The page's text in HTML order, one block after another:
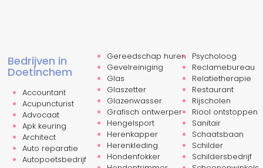
Bedrijven in
Doetinchem
Accountant
Acupuncturist
Advocaat
Apk keuring
Architect
Auto reparatie
Autopoetsbedrijf
Gereedschap huren
Gevelreiniging
Glas
Glaszetter
Glazenwasser
Grafisch ontwerper
Hengelsport
Herenkapper
Herenkleding
Hondenfokker
Psycholoog
Reclamebureau
Relatietherapie
Restaurant
Rijscholen
Riool ontstoppen
Sanitair
Schaatsbaan
Schilder
Schildersbedrijf